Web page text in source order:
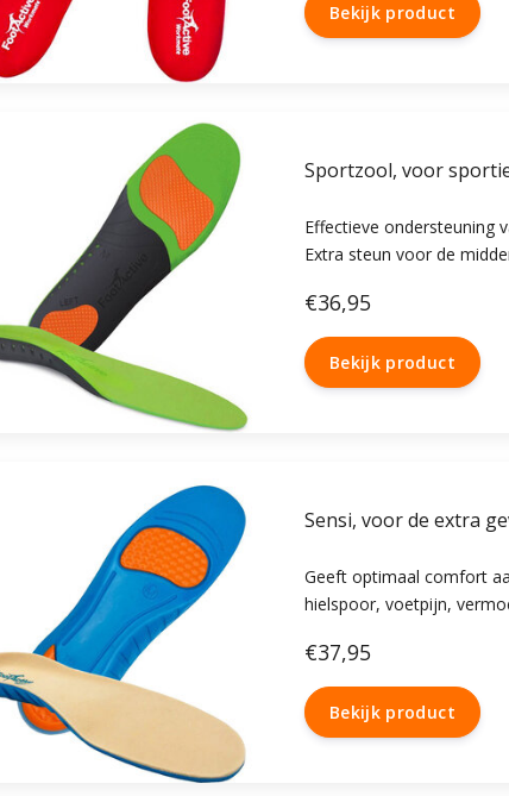
Bekijk product
Sportzool, voor
Effectieve ondersteuning
Extra steun voor de
Aanbevolen voor
knieproblemen.
Geschikt voor bijna alle
€36,95
Bekijk product
Sensi, voor de extra
Geeft optimaal comfort
hielspoor, voetpijn,
gelijkmatige demping voor
€37,95
Bekijk product